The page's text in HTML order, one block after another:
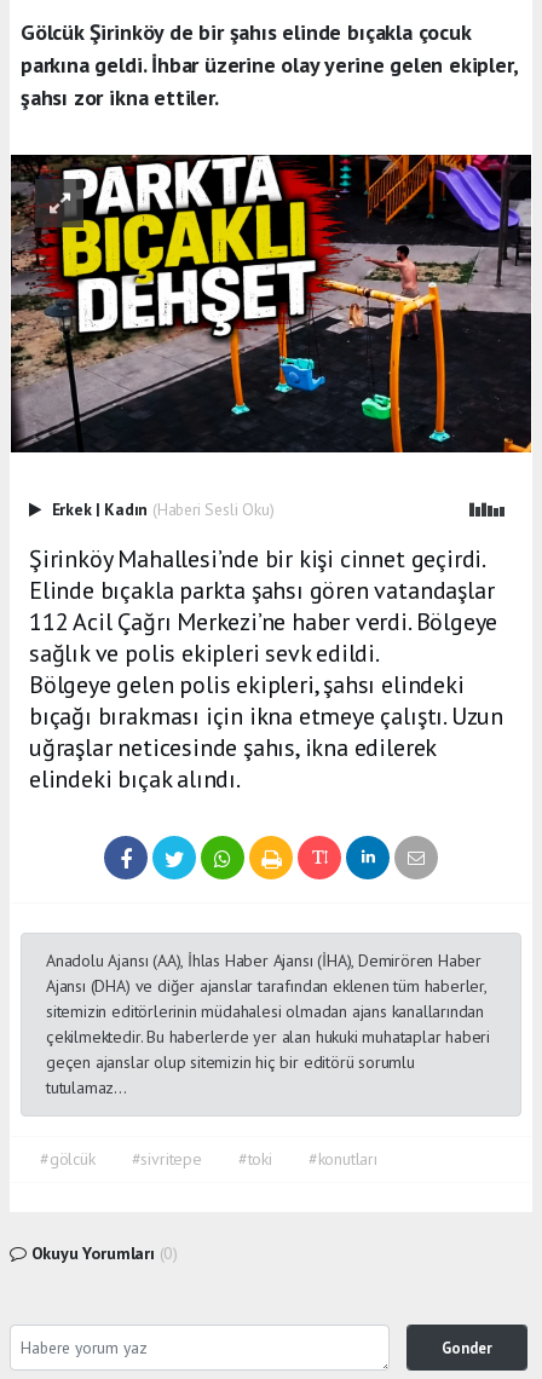
Gölcük Şirinköy de bir şahıs elinde bıçakla çocuk
parkına geldi. İhbar üzerine olay yerine gelen ekipler,
şahsı zor ikna ettiler.
Erkek | Kadın (Haberi Sesli Oku)
Şirinköy Mahallesi’nde bir kişi cinnet geçirdi.
Elinde bıçakla parkta şahsı gören vatandaşlar
112 Acil Çağrı Merkezi’ne haber verdi. Bölgeye
sağlık ve polis ekipleri sevk edildi.
Bölgeye gelen polis ekipleri, şahsı elindeki
bıçağı bırakması için ikna etmeye çalıştı. Uzun
uğraşlar neticesinde şahıs, ikna edilerek
elindeki bıçak alındı.
Anadolu Ajansı (AA), İhlas Haber Ajansı (İHA), Demirören Haber
Ajansı (DHA) ve diğer ajanslar tarafından eklenen tüm haberler,
sitemizin editörlerinin müdahalesi olmadan ajans kanallarından
çekilmektedir. Bu haberlerde yer alan hukuki muhataplar haberi
geçen ajanslar olup sitemizin hiç bir editörü sorumlu
tutulamaz...
#gölcük #sivritepe #toki #konutları
Okuyu Yorumları (0)
Gonder